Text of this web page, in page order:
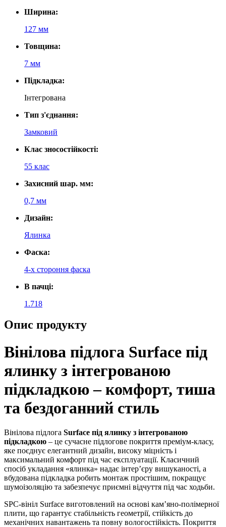
Ширина:
127 мм
Товщина:
7 мм
Підкладка:
Інтегрована
Тип з'єднання:
Замковий
Клас зносостійкості:
55 клас
Захисний шар. мм:
0,7 мм
Дизайн:
Ялинка
Фаска:
4-х стороння фаска
В пачці:
1.718
Опис продукту
Вінілова підлога Surface під
ялинку з інтегрованою
підкладкою – комфорт, тиша
та бездоганний стиль
Вінілова підлога Surface під ялинку з інтегрованою
підкладкою – це сучасне підлогове покриття преміум-класу,
яке поєднує елегантний дизайн, високу міцність і
максимальний комфорт під час експлуатації. Класичний
спосіб укладання «ялинка» надає інтер’єру вишуканості, а
вбудована підкладка робить монтаж простішим, покращує
шумоізоляцію та забезпечує приємні відчуття під час ходьби.
SPC-вініл Surface виготовлений на основі кам’яно-полімерної
плити, що гарантує стабільність геометрії, стійкість до
механічних навантажень та повну вологостійкість. Покриття